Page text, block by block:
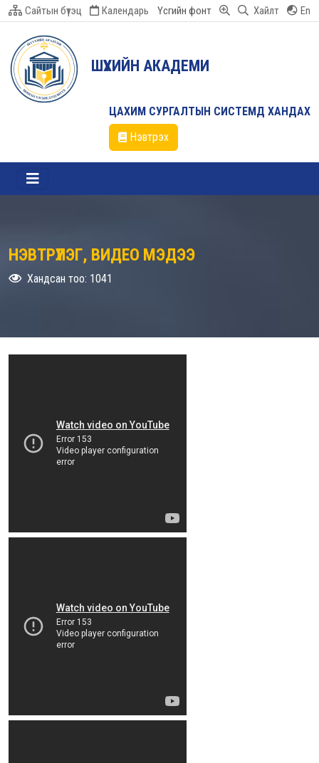
Сайтын бүтэц Календарь Үсгийн фонт Хайлт En
ШҮҮХИЙН АКАДЕМИ
ЦАХИМ СУРГАЛТЫН СИСТЕМД ХАНДАХ
Нэвтрэх
НЭВТРҮҮЛЭГ, ВИДЕО МЭДЭЭ
Хандсан тоо: 1041